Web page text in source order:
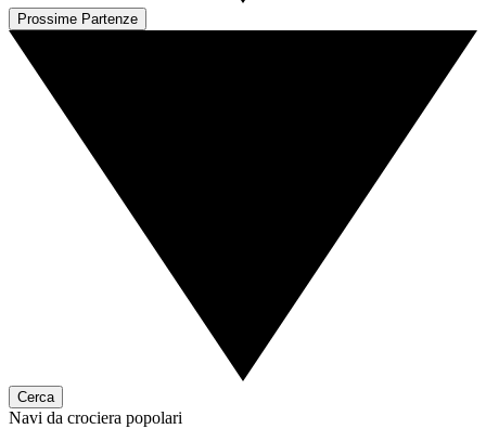
Prossime Partenze
Cerca
Navi da crociera popolari